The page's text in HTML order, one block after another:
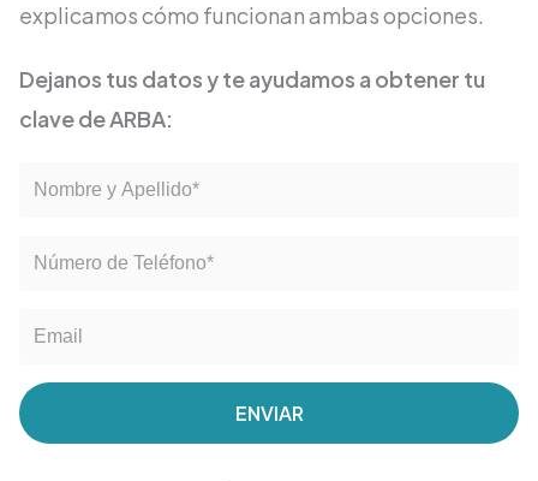
explicamos cómo funcionan ambas opciones.
Dejanos tus datos y te ayudamos a obtener tu
clave de ARBA:
ENVIAR